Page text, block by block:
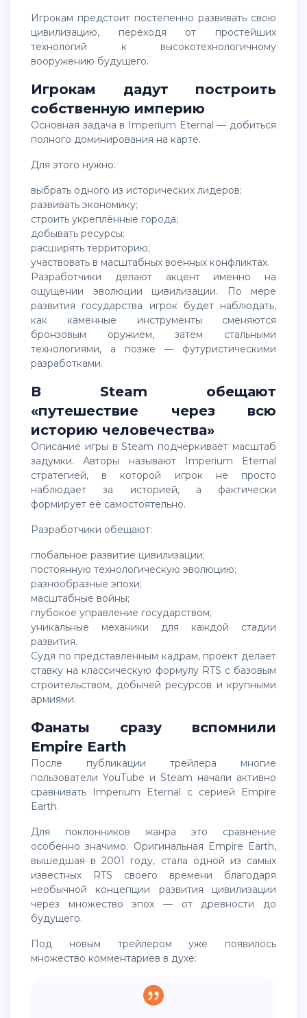
Игрокам предстоит постепенно развивать свою
цивилизацию, переходя от простейших
технологий к высокотехнологичному
вооружению будущего.
Игрокам дадут построить
собственную империю
Основная задача в Imperium Eternal — добиться
полного доминирования на карте.
Для этого нужно:
выбрать одного из исторических лидеров;
развивать экономику;
строить укреплённые города;
добывать ресурсы;
расширять территорию;
участвовать в масштабных военных конфликтах.
Разработчики делают акцент именно на
ощущении эволюции цивилизации. По мере
развития государства игрок будет наблюдать,
как каменные инструменты сменяются
бронзовым оружием, затем стальными
технологиями, а позже — футуристическими
разработками.
В Steam обещают
«путешествие через всю
историю человечества»
Описание игры в Steam подчёркивает масштаб
задумки. Авторы называют Imperium Eternal
стратегией, в которой игрок не просто
наблюдает за историей, а фактически
формирует её самостоятельно.
Разработчики обещают:
глобальное развитие цивилизации;
постоянную технологическую эволюцию;
разнообразные эпохи;
масштабные войны;
глубокое управление государством;
уникальные механики для каждой стадии
развития.
Судя по представленным кадрам, проект делает
ставку на классическую формулу RTS с базовым
строительством, добычей ресурсов и крупными
армиями.
Фанаты сразу вспомнили
Empire Earth
После публикации трейлера многие
пользователи YouTube и Steam начали активно
сравнивать Imperium Eternal с серией Empire
Earth.
Для поклонников жанра это сравнение
особенно значимо. Оригинальная Empire Earth,
вышедшая в 2001 году, стала одной из самых
известных RTS своего времени благодаря
необычной концепции развития цивилизации
через множество эпох — от древности до
будущего.
Под новым трейлером уже появилось
множество комментариев в духе: